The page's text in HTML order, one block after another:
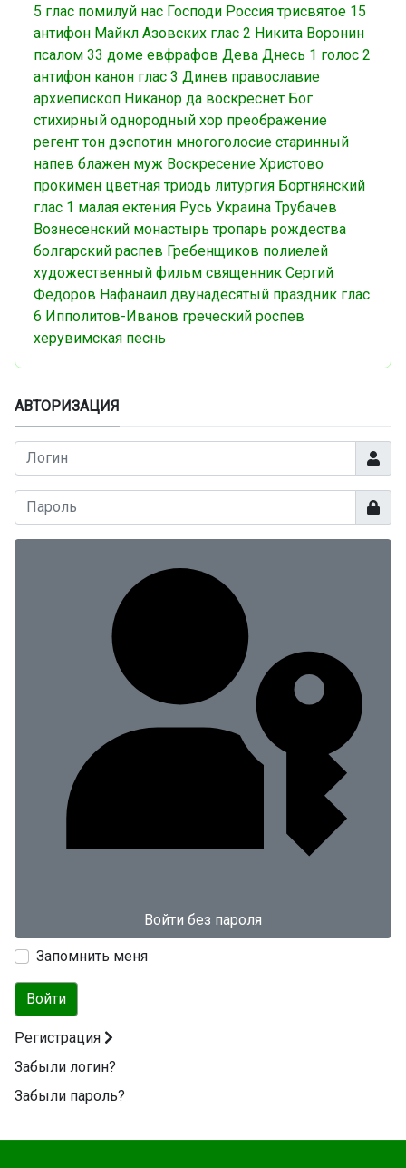
5 глас помилуй нас Господи Россия трисвятое 15
антифон Майкл Азовских глас 2 Никита Воронин
псалом 33 доме евфрафов Дева Днесь 1 голос 2
антифон канон глас 3 Динев православие
архиепископ Никанор да воскреснет Бог
стихирный однородный хор преображение
регент тон дэспотин многоголосие старинный
напев блажен муж Воскресение Христово
прокимен цветная триодь литургия Бортнянский
глас 1 малая ектения Русь Украина Трубачев
Вознесенский монастырь тропарь рождества
болгарский распев Гребенщиков полиелей
художественный фильм священник Сергий
Федоров Нафанаил двунадесятый праздник глас
6 Ипполитов-Иванов греческий роспев
херувимская песнь
АВТОРИЗАЦИЯ
Логин
Войти без пароля
Запомнить меня
Войти
Регистрация
Забыли логин?
Забыли пароль?